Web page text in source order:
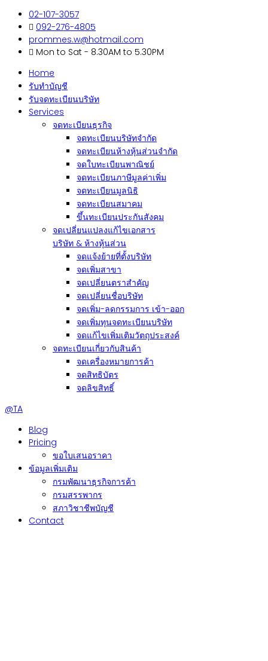
02-107-3057
092-276-4805
prommes.w@hotmail.com
Mon to Sat - 8.30AM to 5.30PM
Home
รับทำบัญชี
รับจดทะเบียนบริษัท
Services
จดทะเบียนธุรกิจ
จดทะเบียนบริษัทจำกัด
จดทะเบียนห้างหุ้นส่วนจำกัด
จดใบทะเบียนพาณิชย์
จดทะเบียนภาษีมูลค่าเพิ่ม
จดทะเบียนมูลนิธิ
จดทะเบียนสมาคม
ขึ้นทะเบียนประกันสังคม
จดเปลี่ยนแปลงแก้ไขเอกสาร
บริษัท & ห้างหุ้นส่วน
จดแจ้งย้ายที่ตั้งบริษัท
จดเพิ่มสาขา
จดเปลี่ยนตราสำคัญ
จดเปลี่ยนชื่อบริษัท
จดเพิ่ม-ลดกรรมการ เข้า-ออก
จดเพิ่มทุนจดทะเบียนบริษัท
จดแก้ไขเพิ่มเติมวัตถุประสงค์
จดทะเบียนเกี่ยวกับสินค้า
จดเครื่องหมายการค้า
จดสิทธิบัตร
จดลิขสิทธิ์
@TA
Blog
Pricing
ขอใบเสนอราคา
ข้อมูลเพิ่มเติม
กรมพัฒนาธุรกิจการค้า
กรมสรรพากร
สภาวิชาชีพบัญชี
Contact